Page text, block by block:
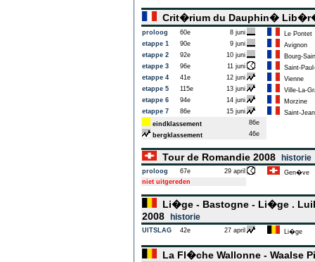
Crit�rium du Dauphin�
proloog 60e 8 juni
Le Pontet
etappe 1
90e 9 juni
Avignon
etappe 2
92e 10 juni
Bourg-
etappe 3
96e 11 juni
Saint-
etappe 4
41e 12 juni
Vienne
etappe 5
115e 13 juni
Ville-La-
etappe 6
94e 14 juni
Morzine
etappe 7
86e 15 juni
Saint-
eindklassement
86e
bergklassement
46e
Tour de Romandie 2008 historie
proloog 67e 29 april
Gen�ve
niet uitgereden
Li�ge - Bastogne - Li�ge .
2008
historie
UITSLAG 42e 27 april Li�ge
La Fl�che Wallonne - Waalse